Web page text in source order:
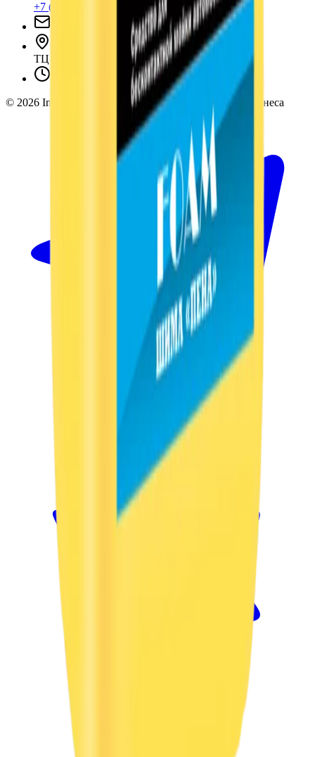
+7 (495) 135-35-99
Москва, Люблинская ул., 153.
ТЦ «Люблю Молл», -1 уровень
Ежедневно 10:00 — 19:00
© 2026 InSafe.ru — Товары и технологии для автобизнеса